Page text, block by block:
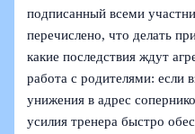
подписанный всеми
перечислено, что делать
какие последствия ждут
работа с родителями: если
унижения в адрес
усилия тренера быстро